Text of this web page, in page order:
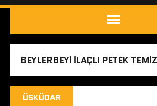
BEYLERBEYI ILAÇLI PETEK
ÜSKÜDAR